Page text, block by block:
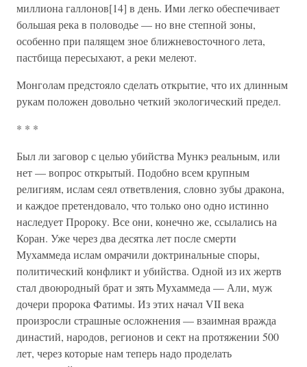
миллиона галлонов[14] в день. Ими легко обеспечивает
большая река в половодье — но вне степной зоны,
особенно при палящем зное ближневосточного лета,
пастбища пересыхают, а реки мелеют.
Монголам предстояло сделать открытие, что их длинным
рукам положен довольно четкий экологический предел.
* * *
Был ли заговор с целью убийства Мункэ реальным, или
нет — вопрос открытый. Подобно всем крупным
религиям, ислам сеял ответвления, словно зубы дракона,
и каждое претендовало, что только оно одно истинно
наследует Пророку. Все они, конечно же, ссылались на
Коран. Уже через два десятка лет после смерти
Мухаммеда ислам омрачили доктринальные споры,
политический конфликт и убийства. Одной из их жертв
стал двоюродный брат и зять Мухаммеда — Али, муж
дочери пророка Фатимы. Из этих начал VII века
произросли страшные осложнения — взаимная вражда
династий, народов, регионов и сект на протяжении 500
лет, через которые нам теперь надо проделать